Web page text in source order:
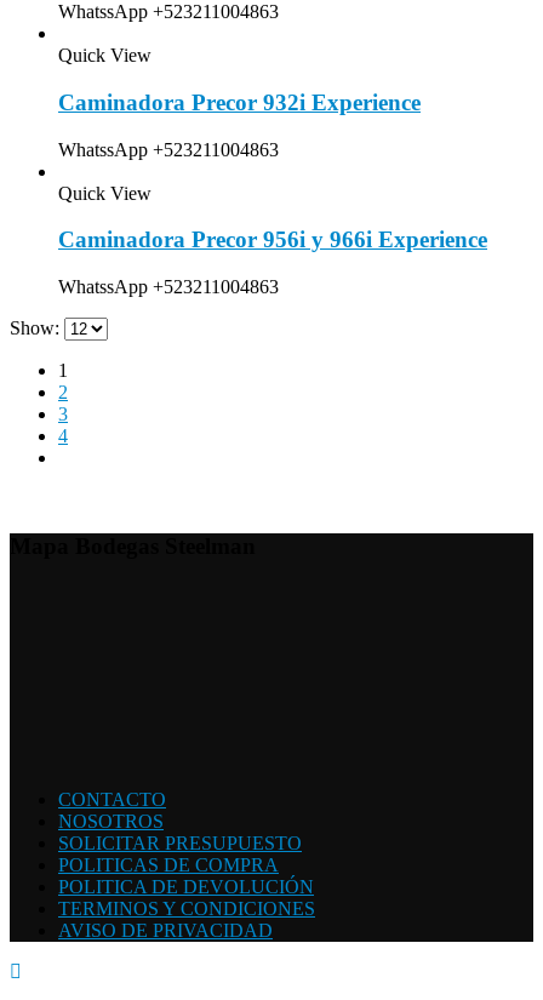
WhatssApp +523211004863
Quick View
Caminadora Precor 932i Experience
WhatssApp +523211004863
Quick View
Caminadora Precor 956i y 966i Experience
WhatssApp +523211004863
Show:
1
2
3
4
CONTACTO
NOSOTROS
SOLICITAR PRESUPUESTO
POLITICAS DE COMPRA
POLITICA DE DEVOLUCIÓN
TERMINOS Y CONDICIONES
AVISO DE PRIVACIDAD